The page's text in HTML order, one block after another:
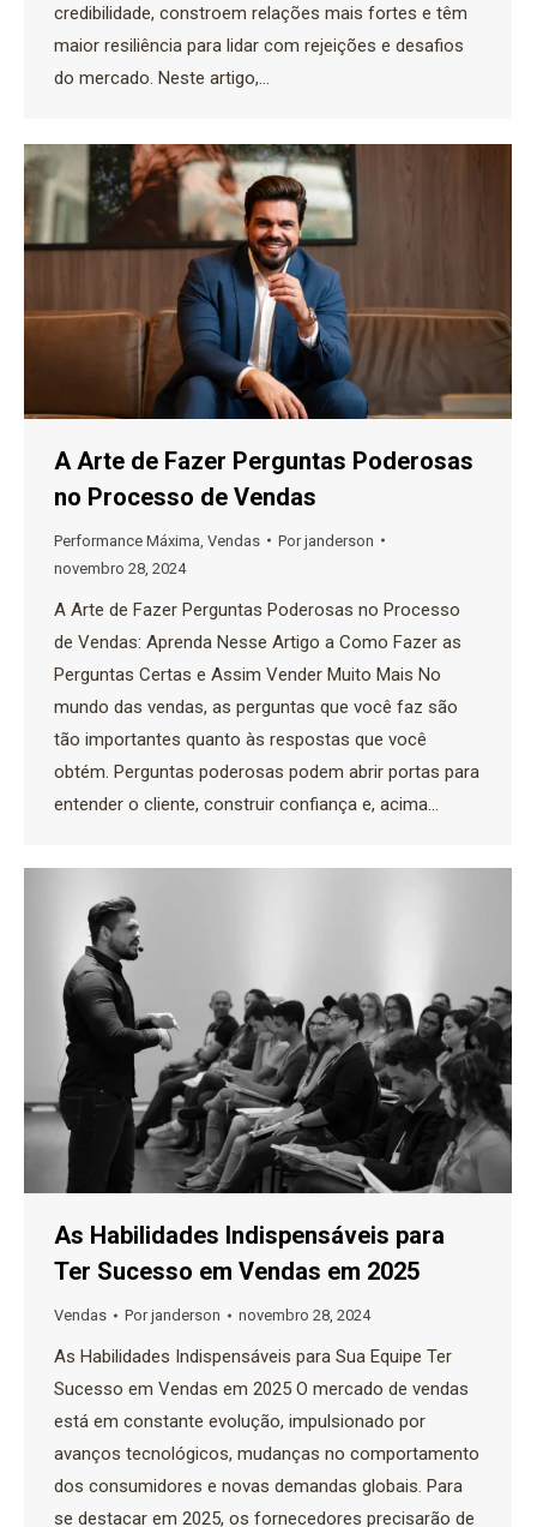
credibilidade, constroem relações mais fortes e têm
maior resiliência para lidar com rejeições e desafios
do mercado. Neste artigo,…
A Arte de Fazer Perguntas Poderosas
no Processo de Vendas
Performance Máxima Vendas Porjanderson
novembro 28, 2024
A Arte de Fazer Perguntas Poderosas no Processo
de Vendas: Aprenda Nesse Artigo a Como Fazer as
Perguntas Certas e Assim Vender Muito Mais No
mundo das vendas, as perguntas que você faz são
tão importantes quanto às respostas que você
obtém. Perguntas poderosas podem abrir portas para
entender o cliente, construir confiança e, acima…
As Habilidades Indispensáveis ​​para
Ter Sucesso em Vendas em 2025
Vendas Porjanderson novembro 28, 2024
As Habilidades Indispensáveis ​​para Sua Equipe Ter
Sucesso em Vendas em 2025 O mercado de vendas
está em constante evolução, impulsionado por
avanços tecnológicos, mudanças no comportamento
dos consumidores e novas demandas globais. Para
se destacar em 2025, os fornecedores precisarão de